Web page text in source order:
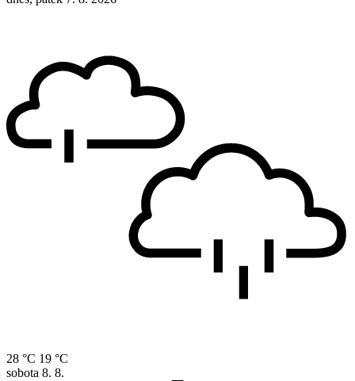
28 °C 19 °C
sobota 8. 8.